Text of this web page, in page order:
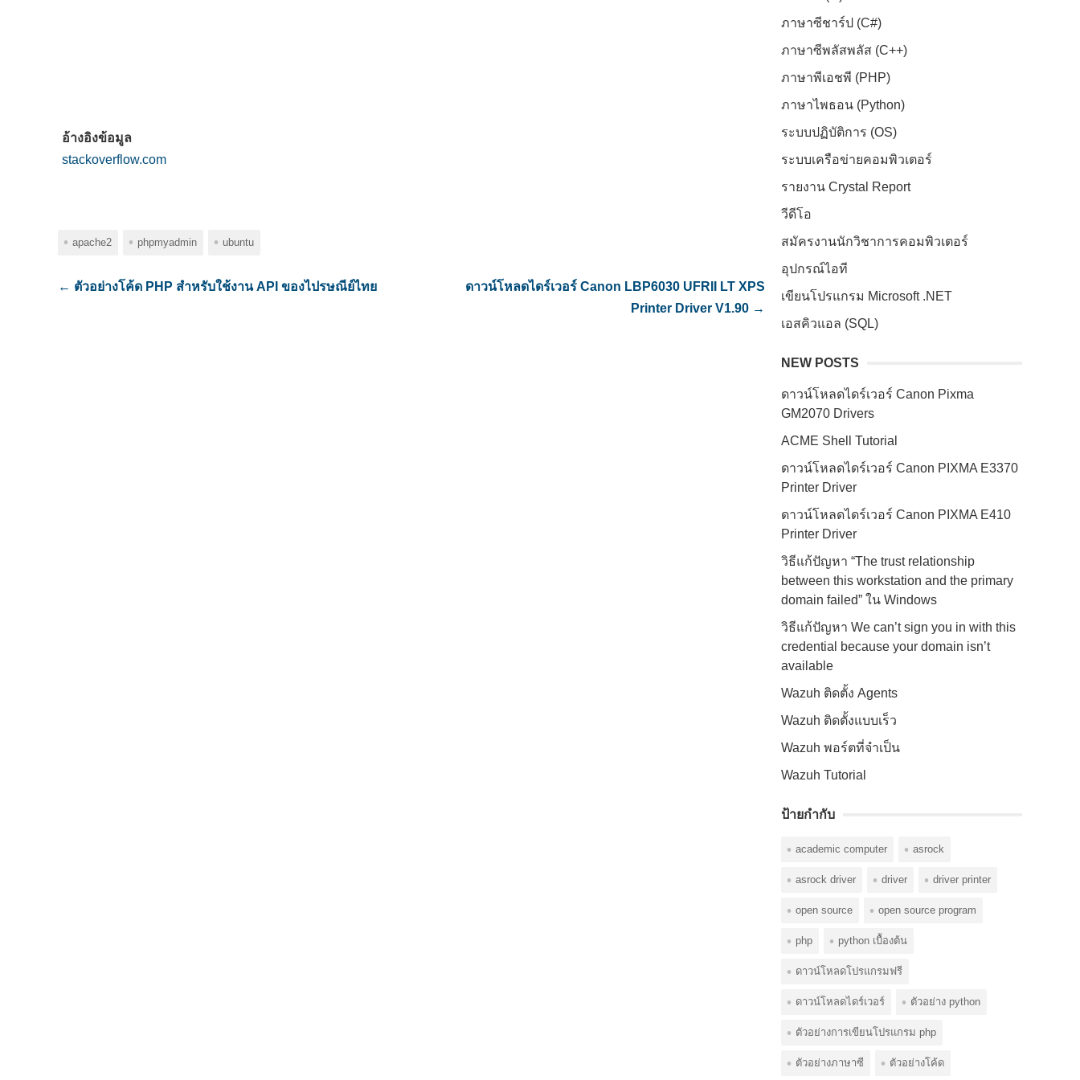
อ้างอิงข้อมูล
stackoverflow.com
apache2 phpmyadmin ubuntu
← ตัวอย่างโค้ด PHP สำหรับใช้งาน API ของไปรษณีย์ไทย
ดาวน์โหลดไดร์เวอร์ Canon LBP6030 UFRII LT XPS
Printer Driver V1.90 →
ภาษาซีชาร์ป (C#)
ภาษาซีพลัสพลัส (C++)
ภาษาพีเอชพี (PHP)
ภาษาไพธอน (Python)
ระบบปฏิบัติการ (OS)
ระบบเครือข่ายคอมพิวเตอร์
รายงาน Crystal Report
วีดีโอ
สมัครงานนักวิชาการคอมพิวเตอร์
อุปกรณ์ไอที
เขียนโปรแกรม Microsoft .NET
เอสคิวแอล (SQL)
NEW POSTS
ดาวน์โหลดไดร์เวอร์ Canon Pixma
GM2070 Drivers
ACME Shell Tutorial
ดาวน์โหลดไดร์เวอร์ Canon PIXMA E3370
Printer Driver
ดาวน์โหลดไดร์เวอร์ Canon PIXMA E410
Printer Driver
วิธีแก้ปัญหา “The trust relationship
between this workstation and the primary
domain failed” ใน Windows
วิธีแก้ปัญหา We can’t sign you in with this
credential because your domain isn’t
available
Wazuh ติดตั้ง Agents
Wazuh ติดตั้งแบบเร็ว
Wazuh พอร์ตที่จำเป็น
Wazuh Tutorial
ป้ายกำกับ
academic computer asrock
asrock driver driver driver printer
open source open source program
php python เบื้องต้น
ดาวน์โหลดโปรแกรมฟรี
ดาวน์โหลดไดร์เวอร์ ตัวอย่าง python
ตัวอย่างการเขียนโปรแกรม php
ตัวอย่างภาษาซี ตัวอย่างโค้ด